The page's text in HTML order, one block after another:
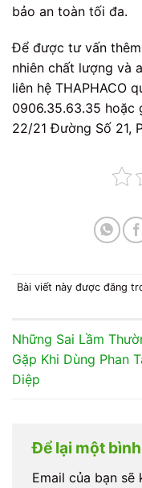
bảo an toàn tối đa.
Để được tư vấn
nhiên chất lượng và
liên hệ THAPHACO
0906.35.63.35
22/21 Đường Số 21,
Bài viết này được đăng
Những Sai Lầm
Gặp Khi Dùng Phan
Diệp
Để lại một
Email của bạn